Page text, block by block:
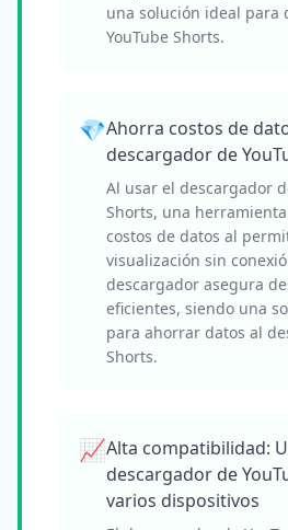
una solución ideal para
YouTube Shorts.
💎Ahorra costos de
descargador de
Al usar el descargador
Shorts, una
costos de datos al
visualización sin
descargador asegura
eficientes, siendo una
para ahorrar datos al
Shorts.
📈Alta compatibilidad:
descargador de
varios dispositivos